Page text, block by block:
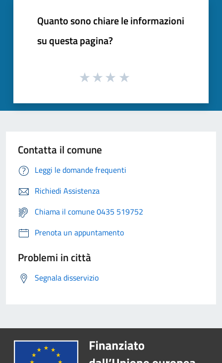
Quanto sono chiare le informazioni
su questa pagina?
Contatta il comune
Leggi le domande frequenti
Richiedi Assistenza
Chiama il comune 0435 519752
Prenota un appuntamento
Problemi in città
Segnala disservizio